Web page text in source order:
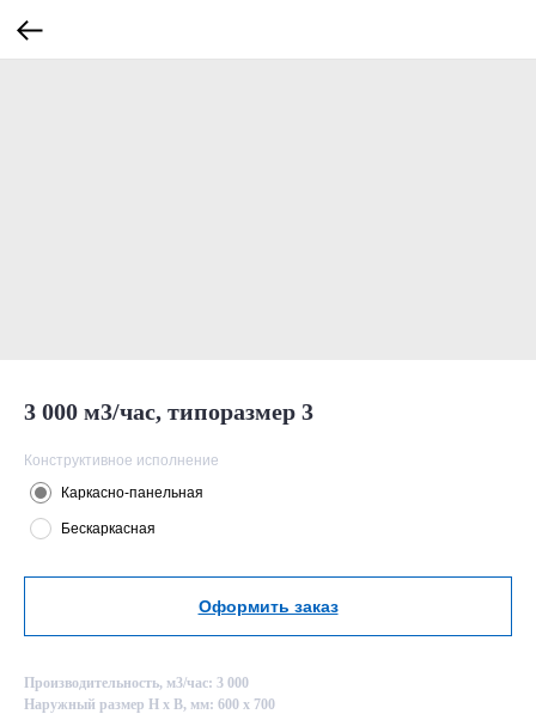
3 000 м3/час, типоразмер 3
Конструктивное исполнение
Каркасно-панельная
Бескаркасная
Оформить заказ
Производительность, м3/час: 3 000
Наружный размер Н х В, мм: 600 х 700